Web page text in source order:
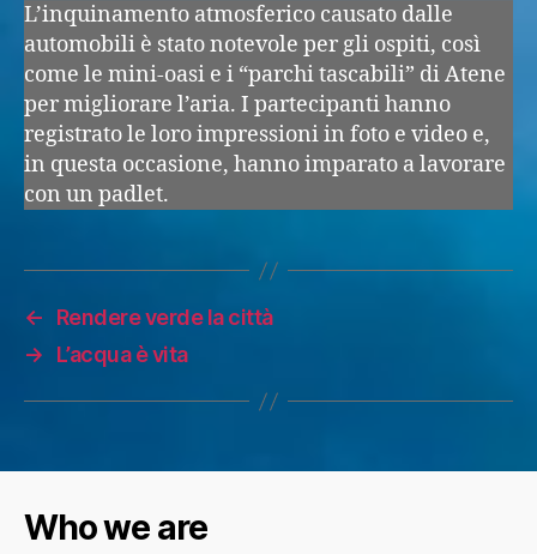
L’inquinamento atmosferico causato dalle
automobili è stato notevole per gli ospiti, così
come le mini-oasi e i “parchi tascabili” di Atene
per migliorare l’aria. I partecipanti hanno
registrato le loro impressioni in foto e video e,
in questa occasione, hanno imparato a lavorare
con un padlet.
←
Rendere verde la città
→
L’acqua è vita
Who we are